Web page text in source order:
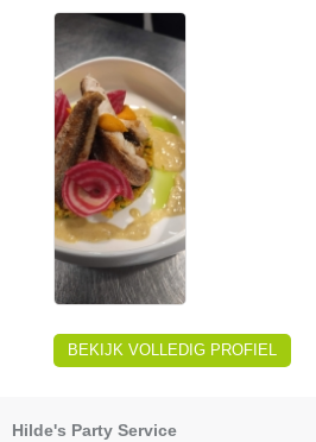
BEKIJK VOLLEDIG PROFIEL
Hilde's Party Service